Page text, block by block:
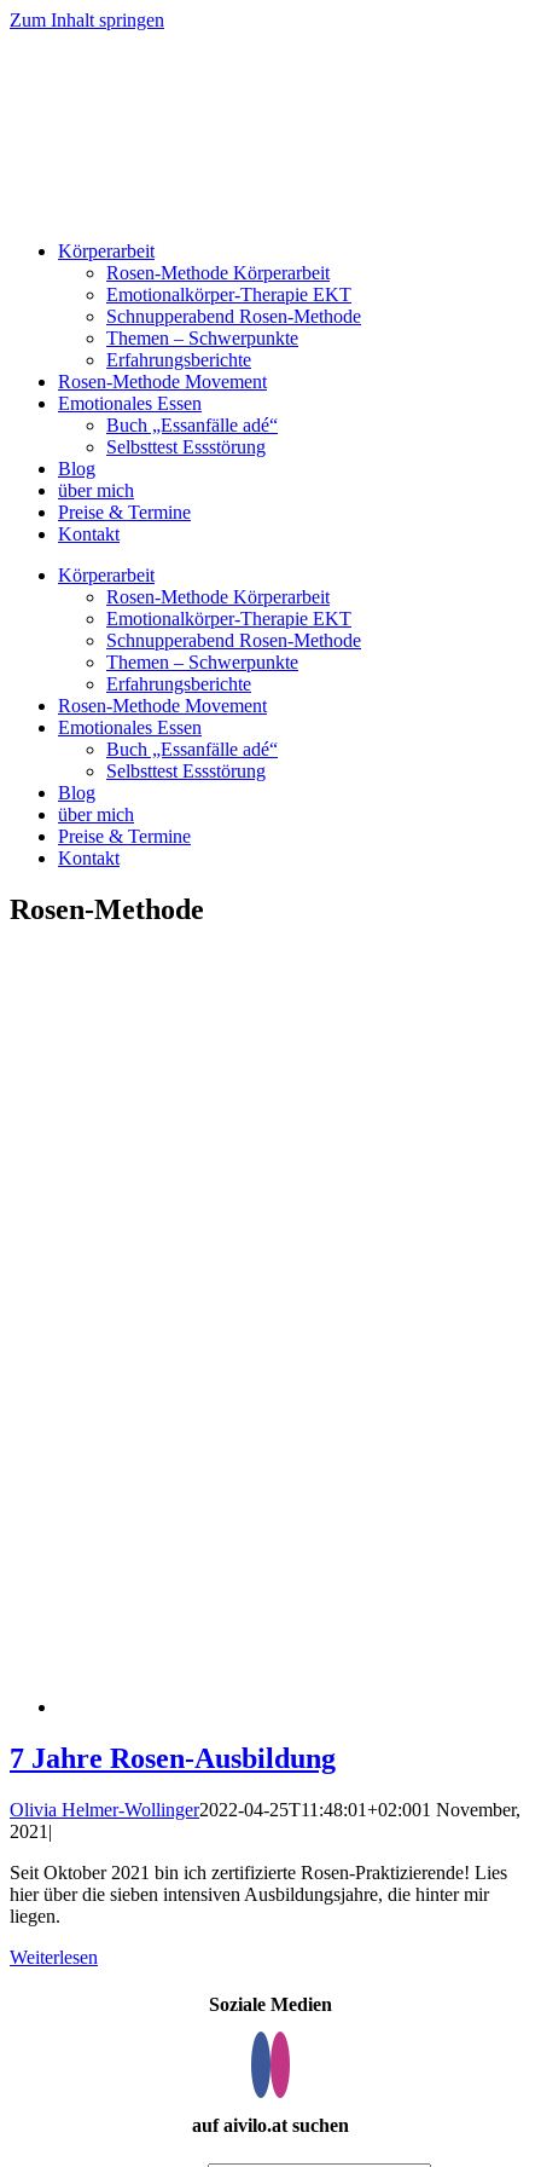
Zum Inhalt springen
Körperarbeit
Rosen-Methode Körperarbeit
Emotionalkörper-Therapie EKT
Schnupperabend Rosen-Methode
Themen – Schwerpunkte
Erfahrungsberichte
Rosen-Methode Movement
Emotionales Essen
Buch „Essanfälle adé“
Selbsttest Essstörung
Blog
über mich
Preise & Termine
Kontakt
Körperarbeit
Rosen-Methode Körperarbeit
Emotionalkörper-Therapie EKT
Schnupperabend Rosen-Methode
Themen – Schwerpunkte
Erfahrungsberichte
Rosen-Methode Movement
Emotionales Essen
Buch „Essanfälle adé“
Selbsttest Essstörung
Blog
über mich
Preise & Termine
Kontakt
Rosen-Methode
7 Jahre Rosen-Ausbildung
Olivia Helmer-Wollinger2022-04-25T11:48:01+02:001 November,
2021 |
Seit Oktober 2021 bin ich zertifizierte Rosen-Praktizierende! Lies
hier über die sieben intensiven Ausbildungsjahre, die hinter mir
liegen.
Weiterlesen
Soziale Medien
auf aivilo.at suchen